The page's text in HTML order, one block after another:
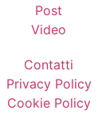
Post
Video
Contatti
Privacy Policy
Cookie Policy